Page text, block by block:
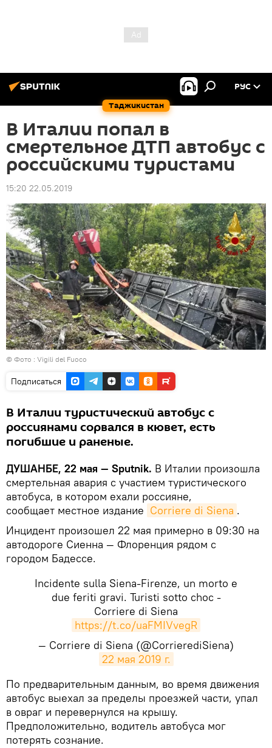
Таджикистан
РУС
В Италии попал в
смертельное ДТП автобус с
российскими туристами
15:20 22.05.2019
© Фото : Vigili del Fuoco
Подписаться
В Италии туристический автобус с
россиянами сорвался в кювет, есть
погибшие и раненые.
ДУШАНБЕ, 22 мая — Sputnik. В Италии произошла
смертельная авария с участием туристического
автобуса, в котором ехали россияне,
сообщает местное издание Corriere di Siena .
Инцидент произошел 22 мая примерно в 09:30 на
автодороге Сиенна — Флоренция рядом с
городом Бадессе.
Incidente sulla Siena-Firenze, un morto e
due feriti gravi. Turisti sotto choc -
Corriere di Siena
https://t.co/uaFMIVvegR
— Corriere di Siena (@CorrierediSiena)
22 мая 2019 г.
​​По предварительным данным, во время движения
автобус выехал за пределы проезжей части, упал
в овраг и перевернулся на крышу.
Предположительно, водитель автобуса мог
потерять сознание.